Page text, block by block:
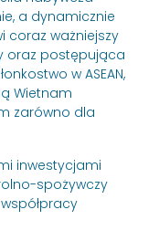
firmę?
a dynamicznie
coraz ważniejszy
oraz postępująca
w ASEAN,
Wietnam
zarówno dla
inwestycjami
spożywczy